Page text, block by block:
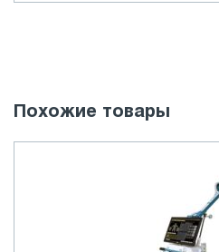
Похожие товары